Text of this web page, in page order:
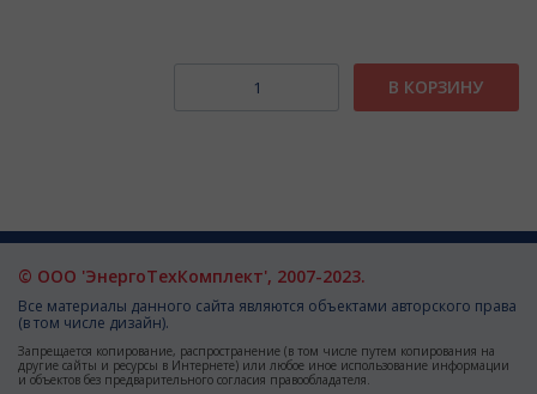
В КОРЗИНУ
© ООО 'ЭнергоТехКомплект', 2007-2023.
Все материалы данного сайта являются объектами авторского права
(в том числе дизайн).
Запрещается копирование, распространение (в том числе путем копирования на
другие сайты и ресурсы в Интернете) или любое иное использование информации
и объектов без предварительного согласия правообладателя.